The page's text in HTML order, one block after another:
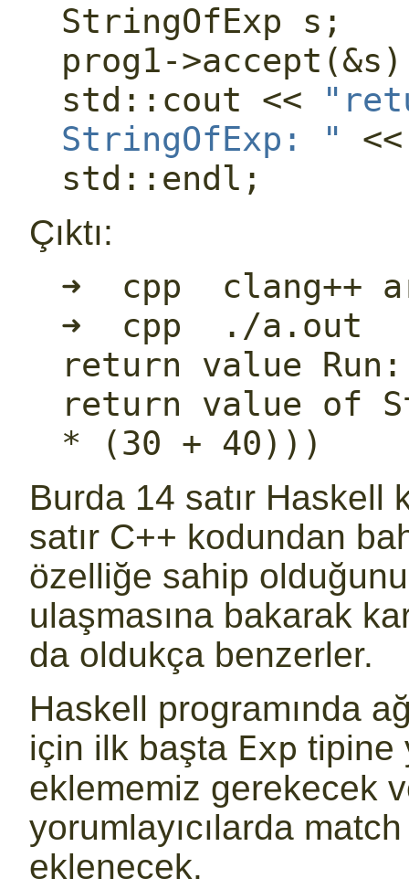
StringOfExp s;
prog1-
std:: cout <<
StringOfExp: "
std:: endl;
Çıktı:
➜  cpp  clang++
➜  cpp  ./a.out
return value Run:
return value of
* (30 + 40)))
Burda 14 satır Haskell
satır C++ kodundan
özelliğe sahip
ulaşmasına bakarak
da oldukça benzerler.
Haskell programında
için ilk başta Exp tipine
eklememiz gerekecek
yorumlayıcılarda
eklenecek.